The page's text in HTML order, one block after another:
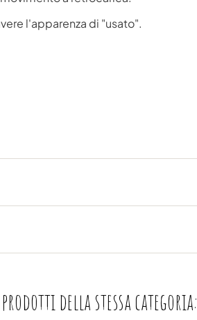
l'apparenza di "usato".
della stessa categoria: